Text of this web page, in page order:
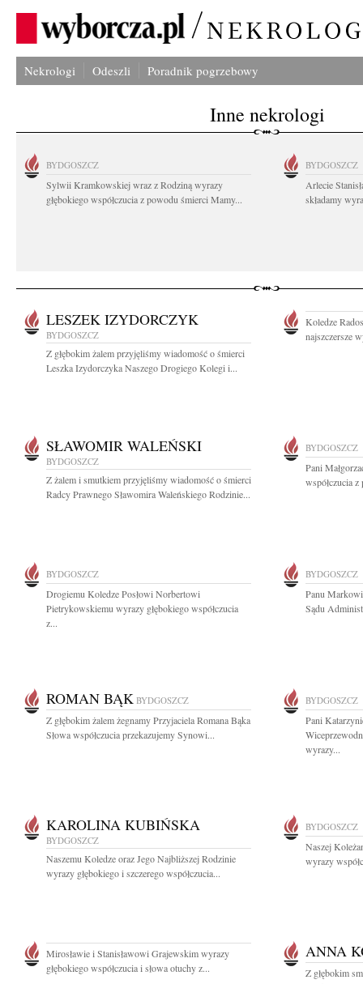
Nekrologi Odeszli Poradnik pogrzebowy
Inne nekrologi
BYDGOSZCZ
Sylwii Kramkowskiej wraz z Rodziną wyrazy
głębokiego współczucia z powodu śmierci Mamy...
BYDGOSZCZ
Arlecie
składamy
LESZEK IZYDORCZYK
BYDGOSZCZ
Z głębokim żalem przyjęliśmy wiadomość o śmierci
Leszka Izydorczyka Naszego Drogiego Kolegi i...
Koledze
najszczersze
SŁAWOMIR WALEŃSKI
BYDGOSZCZ
Z żalem i smutkiem przyjęliśmy wiadomość o śmierci
Radcy Prawnego Sławomira Waleńskiego Rodzinie...
BYDGOSZCZ
Pani
współczucia
BYDGOSZCZ
Drogiemu Koledze Posłowi Norbertowi
Pietrykowskiemu wyrazy głębokiego współczucia
z...
BYDGOSZCZ
Panu
Sądu
ROMAN BĄK BYDGOSZCZ
Z głębokim żalem żegnamy Przyjaciela Romana Bąka
Słowa współczucia przekazujemy Synowi...
BYDGOSZCZ
Pani
wyrazy...
KAROLINA KUBIŃSKA
BYDGOSZCZ
Naszemu Koledze oraz Jego Najbliższej Rodzinie
wyrazy głębokiego i szczerego współczucia...
BYDGOSZCZ
Naszej
wyrazy
Mirosławie i Stanisławowi Grajewskim wyrazy
głębokiego współczucia i słowa otuchy z...
ANNA
Z głębokim